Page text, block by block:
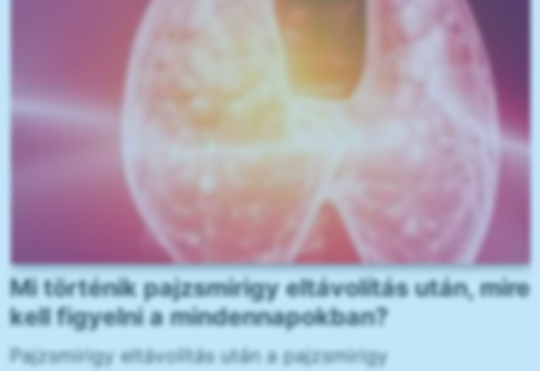
Mi történik pajzsmirigy eltávolítás után, mire
kell figyelni a mindennapokban?
Pajzsmirigy eltávolítás után a pajzsmirigy